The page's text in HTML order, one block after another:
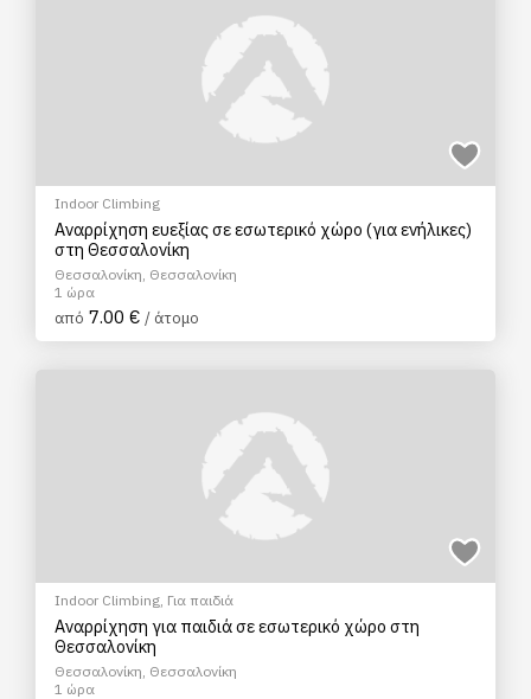
Indoor Climbing
Αναρρίχηση ευεξίας σε εσωτερικό χώρο (για ενήλικες)
στη Θεσσαλονίκη
Θεσσαλονίκη, Θεσσαλονίκη
1 ώρα
από 7.00 € / άτομο
Indoor Climbing, Για παιδιά
Αναρρίχηση για παιδιά σε εσωτερικό χώρο στη
Θεσσαλονίκη
Θεσσαλονίκη, Θεσσαλονίκη
1 ώρα